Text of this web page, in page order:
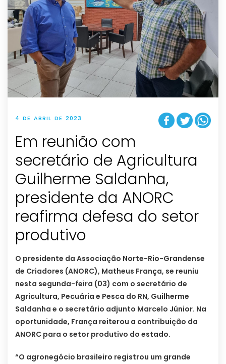
4 DE ABRIL DE 2023
Em reunião com
secretário de Agricultura
Guilherme Saldanha,
presidente da ANORC
reafirma defesa do setor
produtivo
O presidente da Associação Norte-Rio-Grandense
de Criadores (ANORC), Matheus França, se reuniu
nesta segunda-feira (03) com o secretário de
Agricultura, Pecuária e Pesca do RN, Guilherme
Saldanha e o secretário adjunto Marcelo Júnior. Na
oportunidade, França reiterou a contribuição da
ANORC para o setor produtivo do estado.
“O agronegócio brasileiro registrou um grande